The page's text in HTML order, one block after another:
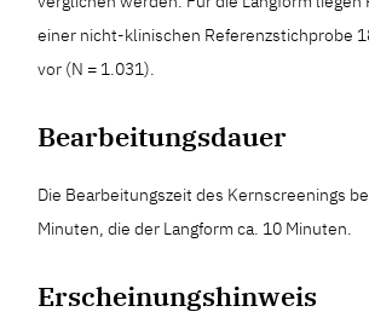
einer nicht-klinischen Referenzstichprobe
vor (N = 1.031).
Bearbeitungsdauer
Die Bearbeitungszeit des Kernscreenings
Minuten, die der Langform ca. 10 Minuten.
Erscheinungshinweis